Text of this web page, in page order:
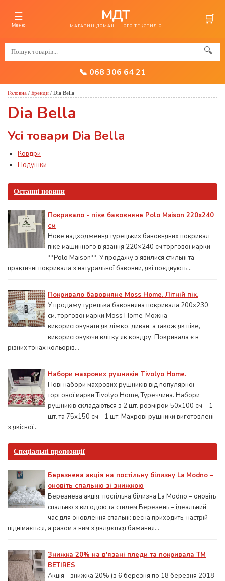
☰
Меню
МДТ
МАГАЗИН ДОМАШНЬОГО ТЕКСТИЛЮ 🛒
🔍
📞 068 306 64 21
Останні новини
Покривало - піке бавовняне Polo Maison 220х240
см
Нове надходження турецьких бавовняних покривал
піке машинного в’язання 220×240 см торгової марки
**Polo Maison**. У продажу з’явилися стильні та
практичні покривала з натуральної бавовни, які поєднують...
Покривало бавовняне Moss Home. Літній пік.
У продажу турецька бавовняна покривала 200x230
см. торгової марки Moss Home. Можна
використовувати як ліжко, диван, а також як піке,
використовуючи влітку як ковдру. Покривала є в
різних тонах кольорів...
Набори махрових рушників Tivolyo Home.
Нові набори махрових рушників від популярної
торгової марки Tivolyo Home, Туреччина. Набори
рушників складаються з 2 шт. розміром 50x100 см – 1
шт. та 75х150 см - 1 шт. Махрові рушники виготовлені
з якісної...
Спеціальні пропозиції
Березнева акція на постільну білизну La Modno –
оновіть спальню зі знижкою
Березнева акція: постільна білизна La Modno – оновіть
спальню з вигодою та стилем Березень – ідеальний
час для оновлення спальні: весна приходить, настрій
піднімається, а разом з ним з’являється бажання...
Знижка 20% на в'язані пледи та покривала ТМ
BETIRES
Акція - знижка 20% (з 6 березня по 18 березня 2018
Головна / Бренди / Dia Bella
Dia Bella
Усі товари Dia Bella
Ковдри
Подушки